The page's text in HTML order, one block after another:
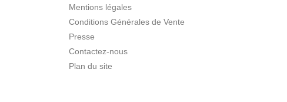
Mentions légales
Conditions Générales de Vente
Presse
Contactez-nous
Plan du site